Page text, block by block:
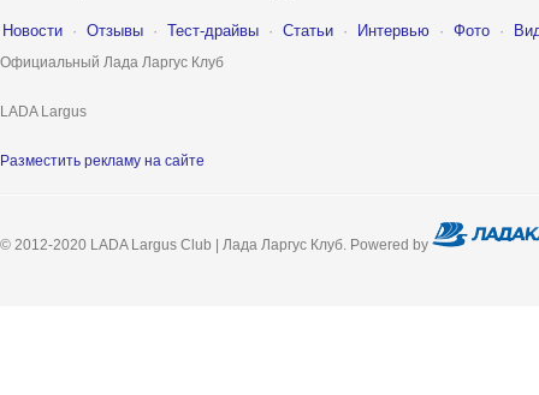
Новости · Отзывы · Тест-драйвы · Статьи · Интервью · Фото ·
Официальный Лада Ларгус Клуб
LADA Largus
Разместить рекламу на сайте
© 2012-2020 LADA Largus Club | Лада Ларгус Клуб. Powered by